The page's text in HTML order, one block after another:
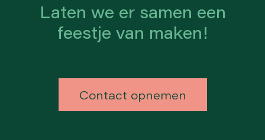
Laten we er samen een
feestje van maken!
Contact opnemen